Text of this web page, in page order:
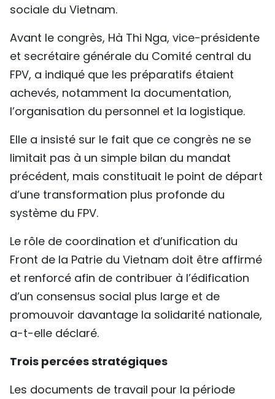
sociale du Vietnam.
Avant le congrès, Hà Thi Nga, vice-présidente
et secrétaire générale du Comité central du
FPV, a indiqué que les préparatifs étaient
achevés, notamment la documentation,
l’organisation du personnel et la logistique.
Elle a insisté sur le fait que ce congrès ne se
limitait pas à un simple bilan du mandat
précédent, mais constituait le point de départ
d’une transformation plus profonde du
système du FPV.
Le rôle de coordination et d’unification du
Front de la Patrie du Vietnam doit être affirmé
et renforcé afin de contribuer à l’édification
d’un consensus social plus large et de
promouvoir davantage la solidarité nationale,
a-t-elle déclaré.
Trois percées stratégiques
Les documents de travail pour la période